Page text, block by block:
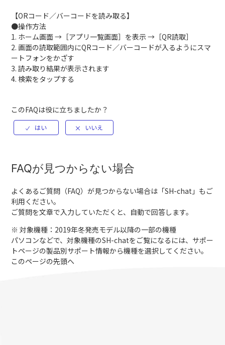
【ORコード／バーコードを読み取る】
●操作方法
1. ホーム画面 →［アプリ一覧画面］を表示 →［QR読取］
2. 画面の読取範囲内にQRコード／バーコードが入るようにスマ
ートフォンをかざす
3. 読み取り結果が表示されます
4. 検索をタップする
このFAQは役に立ちましたか？
FAQが見つからない場合
よくあるご質問（FAQ）が見つからない場合は「SH-chat 」もご
利用ください。
ご質問を文章で入力していただくと、自動で回答します。
※ 対象機種：2019年冬発売モデル以降の一部の機種
パソコンなどで、対象機種のSH-chatをご覧になるには、サポー
トページの製品別サポート情報から機種を選択してください。
このページの先頭へ